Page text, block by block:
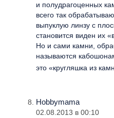
и полудрагоценных
всего так
выпуклую линзу с
становится виден их
Но и сами камни,
называются
это «кругляшка из
Hobbymama
02.08.2013 в 00:10